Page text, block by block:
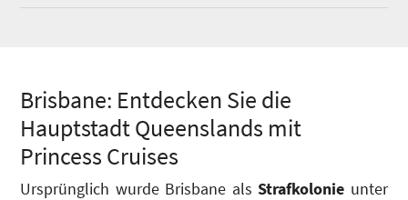
Brisbane: Entdecken Sie die
Hauptstadt Queenslands mit
Princess Cruises
Ursprünglich wurde Brisbane alsStrafkolonie unter